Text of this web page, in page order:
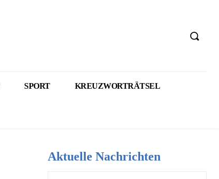
SPORT KREUZWORTRÄTSEL
Aktuelle Nachrichten